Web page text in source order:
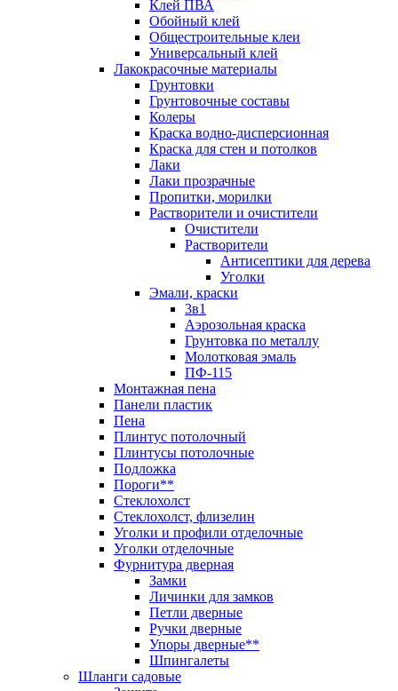
Клей ПВА
Обойный клей
Общестроительные клеи
Универсальный клей
Лакокрасочные материалы
Грунтовки
Грунтовочные составы
Колеры
Краска водно-дисперсионная
Краска для стен и потолков
Лаки
Лаки прозрачные
Пропитки, морилки
Растворители и очистители
Очистители
Растворители
Антисептики для дерева
Уголки
Эмали, краски
3в1
Аэрозольная краска
Грунтовка по металлу
Молотковая эмаль
ПФ-115
Монтажная пена
Панели пластик
Пена
Плинтус потолочный
Плинтусы потолочные
Подложка
Пороги**
Стеклохолст
Стеклохолст, флизелин
Уголки и профили отделочные
Уголки отделочные
Фурнитура дверная
Замки
Личинки для замков
Петли дверные
Ручки дверные
Упоры дверные**
Шпингалеты
Шланги садовые